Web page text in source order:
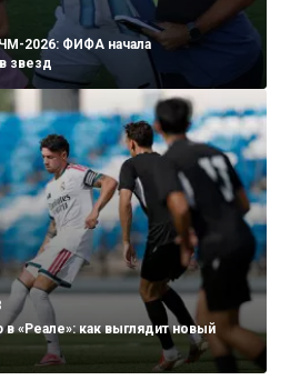
2026: ФИФА начала
звезд
«Реале»: как выглядит новый